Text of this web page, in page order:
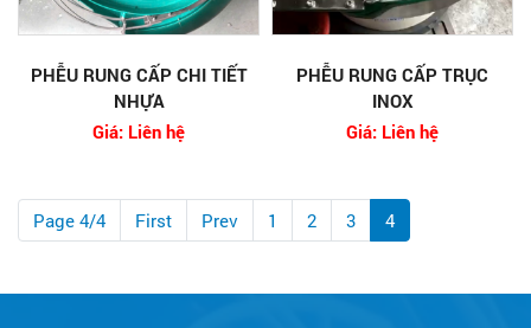
PHỄU RUNG CẤP CHI TIẾT
NHỰA
Giá: Liên hệ
PHỄU RUNG CẤP TRỤC
INOX
Giá: Liên hệ
Page 4/4 First Prev 1 2 3 4